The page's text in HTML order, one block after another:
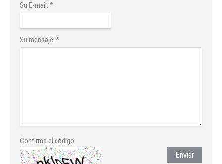
Su E-mail: *
Su mensaje: *
Confirma el código
Enviar